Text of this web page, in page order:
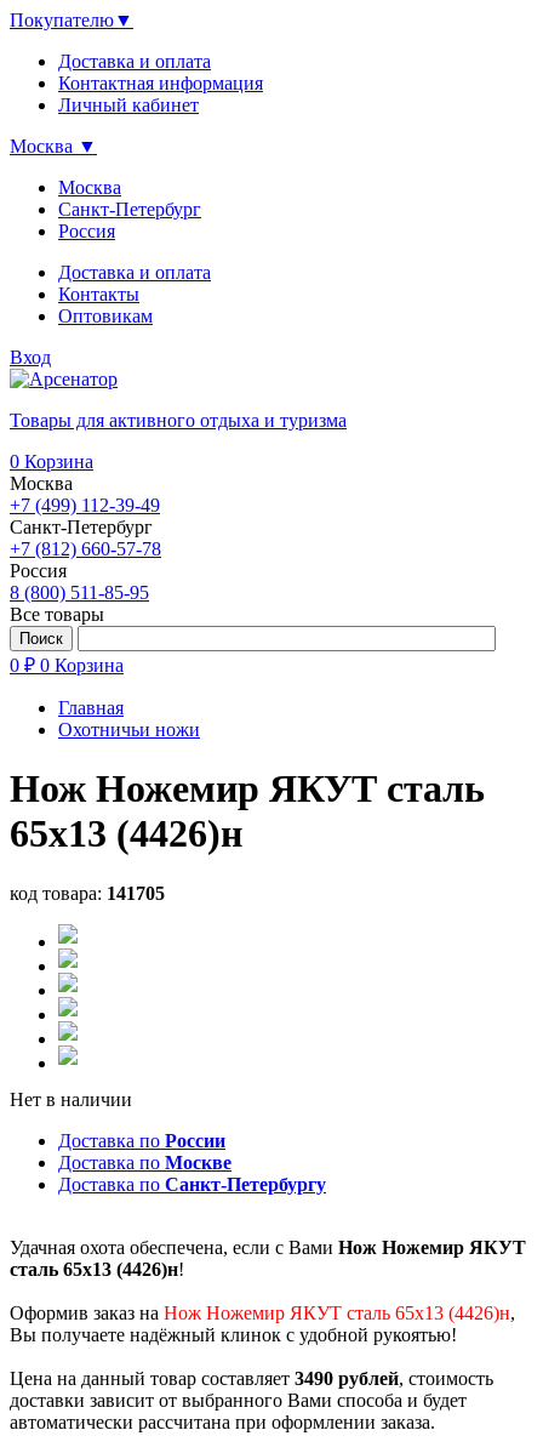
Покупателю▼
Доставка и оплата
Контактная информация
Личный кабинет
Москва ▼
Москва
Санкт-Петербург
Россия
Доставка и оплата
Контакты
Оптовикам
Вход
Товары для активного отдыха и туризма
0 Корзина
Москва
+7 (499) 112-39-49
Санкт-Петербург
+7 (812) 660-57-78
Россия
8 (800) 511-85-95
Все товары
0 ₽ 0 Корзина
Главная
Охотничьи ножи
Нож Ножемир ЯКУТ сталь
65х13 (4426)н
код товара: 141705
Нет в наличии
Доставка по России
Доставка по Москве
Доставка по Санкт-Петербургу
Удачная охота обеспечена, если с Вами Нож Ножемир ЯКУТ
сталь 65х13 (4426)н!
Оформив заказ на Нож Ножемир ЯКУТ сталь 65х13 (4426)н,
Вы получаете надёжный клинок с удобной рукоятью!
Цена на данный товар составляет 3490 рублей, стоимость
доставки зависит от выбранного Вами способа и будет
автоматически рассчитана при оформлении заказа.